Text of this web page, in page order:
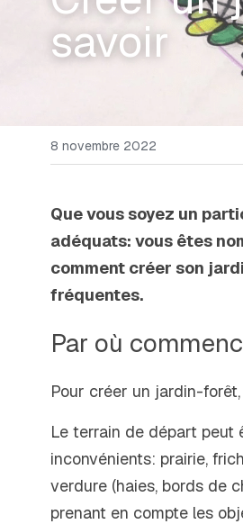
savoir
8 novembre 2022
Que vous soyez un
adéquats: vous êtes
comment créer son
fréquentes.
Par où
Pour créer un jardin-
Le terrain de départ peut
inconvénients: prairie,
verdure (haies, bords de
prenant en compte les